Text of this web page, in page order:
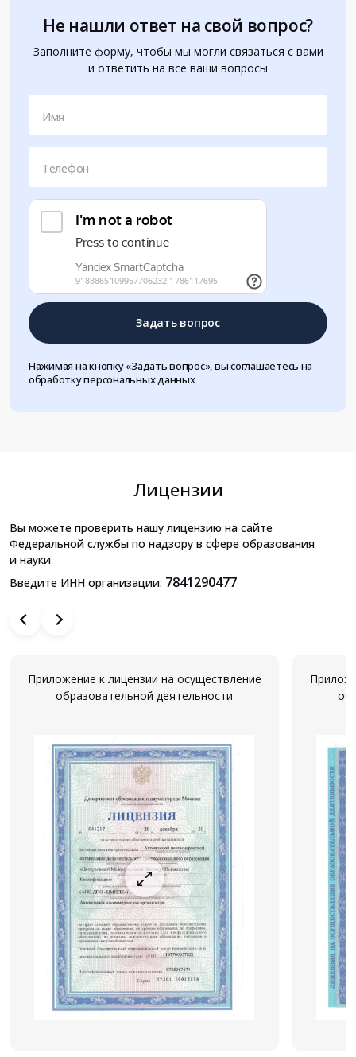
Не нашли ответ на свой вопрос?
Заполните форму, чтобы мы могли связаться с вами
и ответить на все ваши вопросы
Имя
Телефон
Задать вопрос
Нажимая на кнопку «Задать вопрос», вы соглашаетесь на
обработку персональных данных
Лицензии
Вы можете проверить нашу лицензию на сайте
Федеральной службы по надзору в сфере образования
и науки
Введите ИНН организации: 7841290477
Приложение к лицензии на осуществление
образовательной деятельности